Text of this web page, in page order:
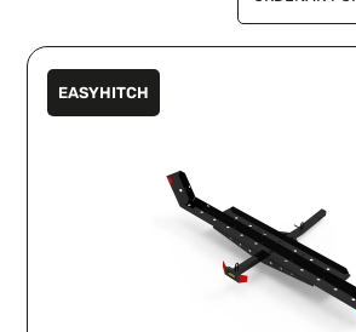
EASYHITCH